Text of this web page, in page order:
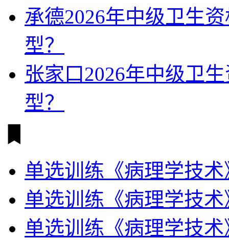
承德2026年中级卫生
型？
张家口2026年中级卫
型？
单选训练《病理学技
单选训练《病理学技
单选训练《病理学技